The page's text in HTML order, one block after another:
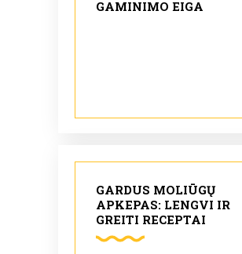
GAMINIMO EIGA
GARDUS MOLIŪGŲ
APKEPAS: LENGVI IR
GREITI RECEPTAI